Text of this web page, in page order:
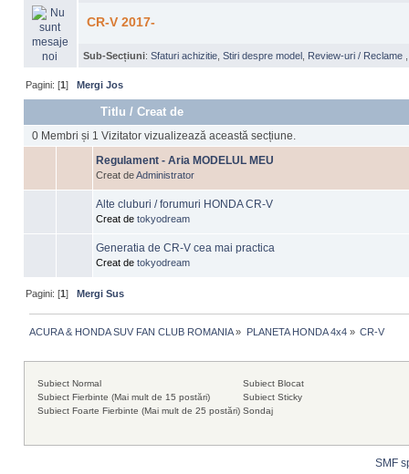
CR-V 2017-
Sub-Secțiuni: Sfaturi achizitie Stiri despre model Review-uri / Reclame
Pagini: [1]Mergi Jos
Titlu /Creat de
0 Membri și 1 Vizitator vizualizează această secțiune.
Regulament - Aria MODELUL MEU
Creat deAdministrator
Alte cluburi / forumuri HONDA CR-V
Creat de tokyodream
Generatia de CR-V cea mai practica
Creat de tokyodream
Pagini: [1]Mergi Sus
ACURA & HONDA SUV FAN CLUB ROMANIA» PLANETA HONDA 4x4» CR-V
Subiect Normal
Subiect Fierbinte (Mai mult de 15 postări)
Subiect Foarte Fierbinte (Mai mult de 25 postări)
Subiect Blocat
Subiect Sticky
Sondaj
SMF